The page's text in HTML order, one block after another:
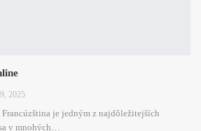
2025
Francúzština je jedným z najdôležitejších
v mnohých